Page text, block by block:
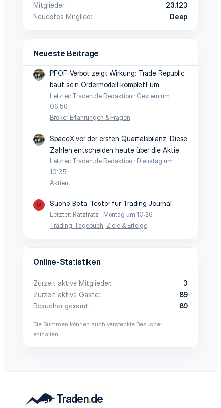
Mitglieder
23.120
Neuestes Mitglied
Deep
Neueste Beiträge
PFOF-Verbot zeigt Wirkung: Trade Republic
baut sein Ordermodell komplett um
Letzter: Traden.de Redaktion
Gestern um
06:56
Broker Erfahrungen & Fragen
SpaceX vor der ersten Quartalsbilanz: Diese
Zahlen entscheiden heute über die Aktie
Letzter: Traden.de Redaktion
Dienstag um
10:35
Aktien
R Suche Beta-Tester für Trading Journal
Letzter: Ratzfratz
Montag um 10:26
Trading-Tagebuch, Ziele & Erfolge
Online-Statistiken
Zurzeit aktive Mitglieder
0
Zurzeit aktive Gäste
89
Besucher gesamt
89
Die Summen können auch versteckte Besucher
enthalten.